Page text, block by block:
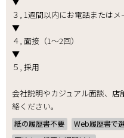
３, 1週間以内にお電話または
▼
４, 面接（1～2回）
▼
５, 採用
会社説明やカジュアル面談、
絡ください。
紙の履歴書不要 Web履歴書で